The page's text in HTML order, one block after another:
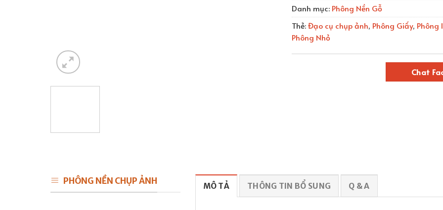
Danh mục: Phông Nền Gỗ
Thẻ:Đạo cụ chụp ảnh, Phông Giấy, Phông
Phông Nhỏ
Chat
PHÔNG NỀN CHỤP ẢNH MÔ TẢ THÔNG TIN BỔ SUNG Q & A